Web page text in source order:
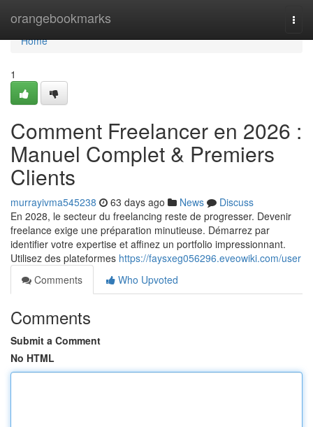
orangebookmarks
Home
Home
1
Comment Freelancer en 2026 :
Manuel Complet & Premiers
Clients
murrayivma545238 63 days ago News
Discuss
En 2028, le secteur du freelancing reste de progresser. Devenir
freelance exige une préparation minutieuse. Démarrez par
identifier votre expertise et affinez un portfolio impressionnant.
Utilisez des plateformes https://faysxeg056296.eveowiki.com/user
Comments
Who Upvoted
Comments
Submit a Comment
No HTML